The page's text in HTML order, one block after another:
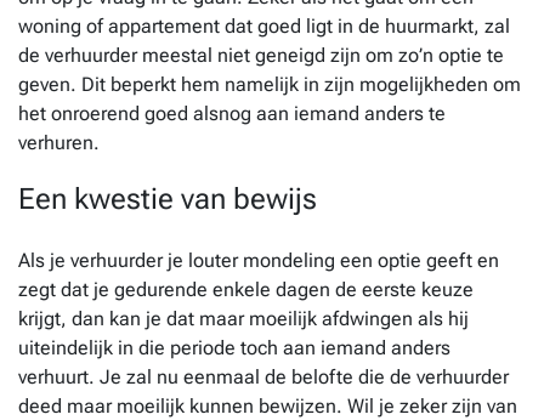
woning of appartement dat goed ligt in de huurmarkt, zal
de verhuurder meestal niet geneigd zijn om zo’n optie te
geven. Dit beperkt hem namelijk in zijn mogelijkheden om
het onroerend goed alsnog aan iemand anders te
verhuren.
Een kwestie van bewijs
Als je verhuurder je louter mondeling een optie geeft en
zegt dat je gedurende enkele dagen de eerste keuze
krijgt, dan kan je dat maar moeilijk afdwingen als hij
uiteindelijk in die periode toch aan iemand anders
verhuurt. Je zal nu eenmaal de belofte die de verhuurder
deed maar moeilijk kunnen bewijzen. Wil je zeker zijn van